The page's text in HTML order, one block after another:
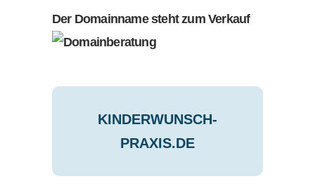
Der Domainname steht zum Verkauf
KINDERWUNSCH-
PRAXIS.DE